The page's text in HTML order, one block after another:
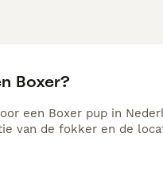
Boxer?
een Boxer pup in
van de fokker en de